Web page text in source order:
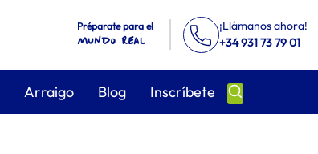
Préparate para el
mundo real
¡Llámanos ahora!
+34 931 73 79 01
Arraigo Blog Inscríbete